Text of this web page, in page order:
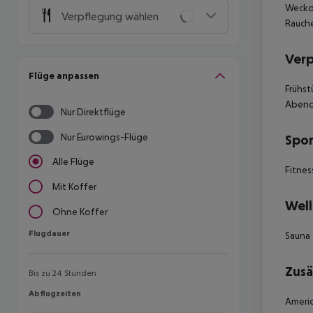
Verpflegung wählen
Flüge anpassen
Nur Direktflüge
Nur Eurowings-Flüge
Alle Flüge
Mit Koffer
Ohne Koffer
Flugdauer
Flugdauer
Bis zu 24 Stunden
Abflugzeiten
Abflugzeiten
Sauna